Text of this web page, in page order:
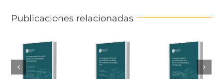
Publicaciones relacionadas